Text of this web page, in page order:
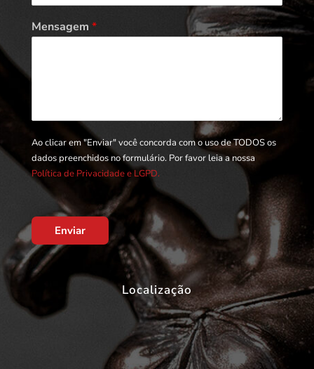
Mensagem *
Ao clicar em "Enviar" você concorda com o uso de TODOS os
dados preenchidos no formulário. Por favor leia a nossa
Política de Privacidade e LGPD.
Enviar
Localização